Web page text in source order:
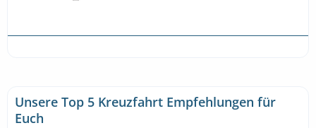
Unsere Top 5 Kreuzfahrt Empfehlungen für
Euch